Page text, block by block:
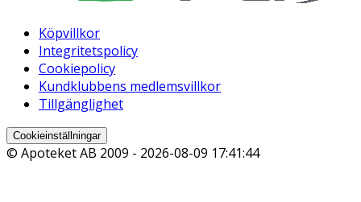
Köpvillkor
Integritetspolicy
Cookiepolicy
Kundklubbens medlemsvillkor
Tillgänglighet
Cookieinställningar
© Apoteket AB 2009 - 2026-08-09 17:41:44